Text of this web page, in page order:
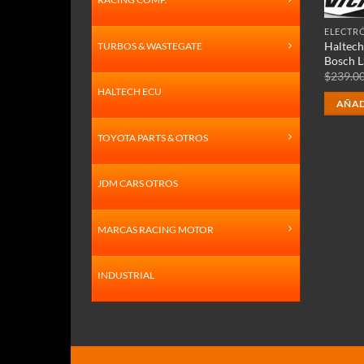
TURBOS & WASTEGATE
HALTECH ECU
TOYOTA PARTS & OTROS
JDM CARS OTROS
MARCAS RACING MOTOR
INDUSTRIAL
Bosch
$